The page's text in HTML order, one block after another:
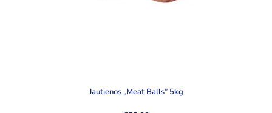
Jautienos „Meat Balls” 5kg